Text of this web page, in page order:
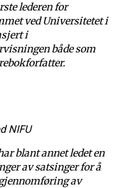
lederen for
ved Universitetet i
i
både som
NIFU
blant annet ledet en
av satsinger for å
av